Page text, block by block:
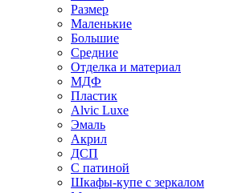
Размер
Маленькие
Большие
Средние
Отделка и материал
МДФ
Пластик
Alvic Luxe
Эмаль
Акрил
ДСП
С патиной
Шкафы-купе с зеркалом